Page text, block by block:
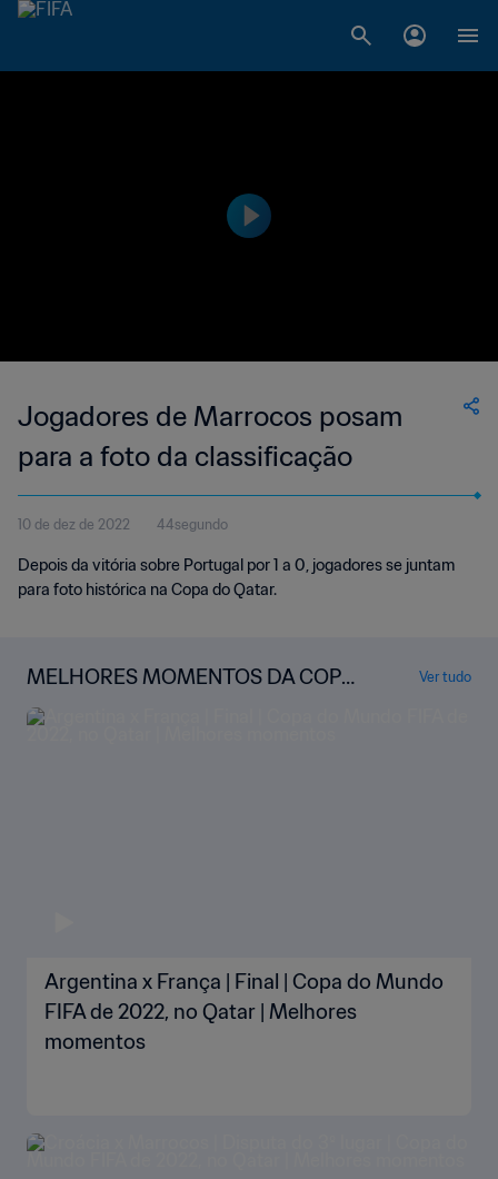
Jogadores de Marrocos posam
para a foto da classificação
10 de dez de 2022 44segundo
Depois da vitória sobre Portugal por 1 a 0, jogadores se juntam
para foto histórica na Copa do Qatar.
MELHORES MOMENTOS DA COPA
DO MUNDO
Ver tudo
Argentina x França | Final | Copa do Mundo
FIFA de 2022, no Qatar | Melhores
momentos